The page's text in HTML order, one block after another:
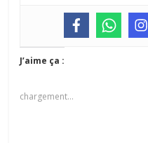
J’aime ça :
chargement…